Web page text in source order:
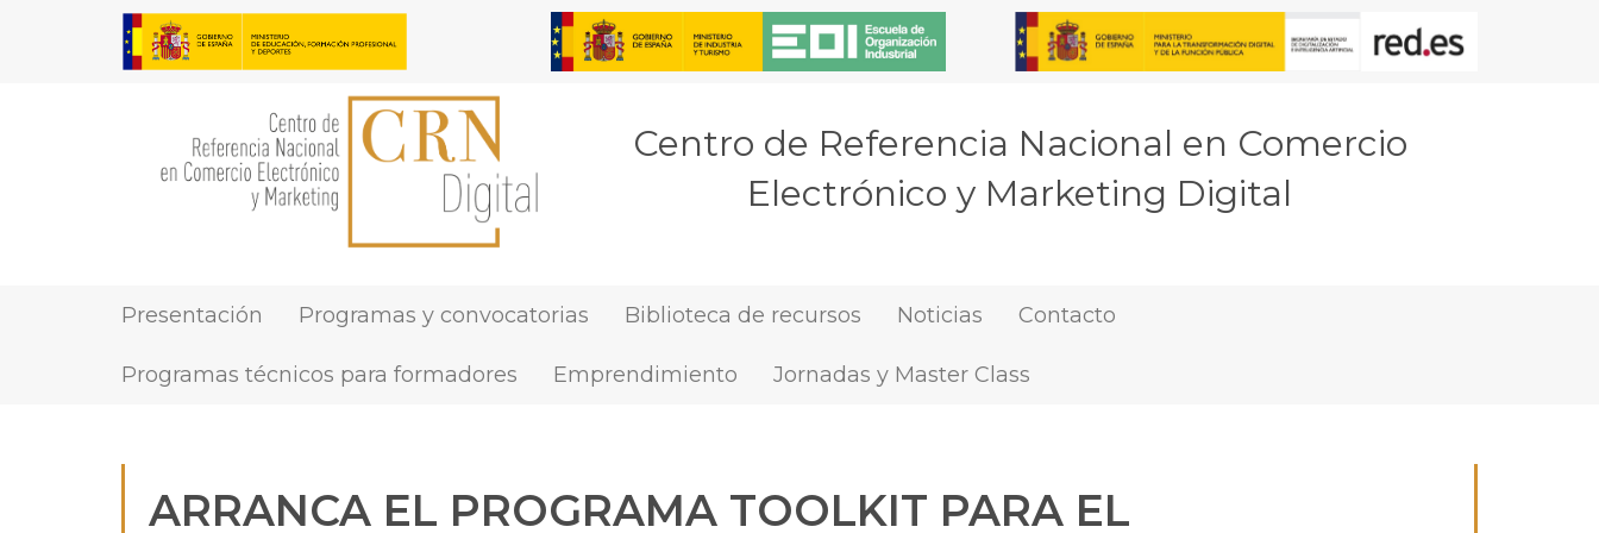
Centro de Referencia Nacional en Comercio
Electrónico y Marketing Digital
MAIN
NAVIGATION
Presentación Programas y convocatorias Biblioteca de recursos Noticias Contacto
Programas técnicos para formadores Emprendimiento Jornadas y Master Class
ARRANCA EL PROGRAMA TOOLKIT PARA EL